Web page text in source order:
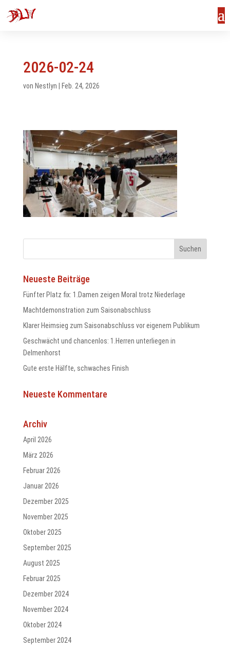
2026-02-24
von Nestlyn Feb. 24, 2026
Neueste Beiträge
Fünfter Platz fix: 1.Damen zeigen Moral trotz Niederlage
Machtdemonstration zum Saisonabschluss
Klarer Heimsieg zum Saisonabschluss vor eigenem Publikum
Geschwächt und chancenlos: 1.Herren unterliegen in
Delmenhorst
Gute erste Hälfte, schwaches Finish
Neueste Kommentare
Archiv
April 2026
März 2026
Februar 2026
Januar 2026
Dezember 2025
November 2025
Oktober 2025
September 2025
August 2025
Februar 2025
Dezember 2024
November 2024
Oktober 2024
September 2024